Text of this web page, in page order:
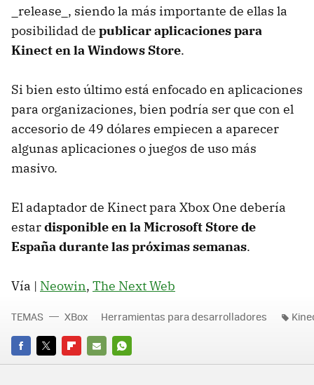
_release_, siendo la más importante de ellas la
posibilidad de publicar aplicaciones para
Kinect en la Windows Store.
Si bien esto último está enfocado en aplicaciones
para organizaciones, bien podría ser que con el
accesorio de 49 dólares empiecen a aparecer
algunas aplicaciones o juegos de uso más
masivo.
El adaptador de Kinect para Xbox One debería
estardisponible en la Microsoft Store de
España durante las próximas semanas.
Vía | Neowin, The Next Web
FACEBOOK
TWITTERFLIPBOARD
E-
WHATSAPP
TEMAS XBox Herramientas para desarrolladores